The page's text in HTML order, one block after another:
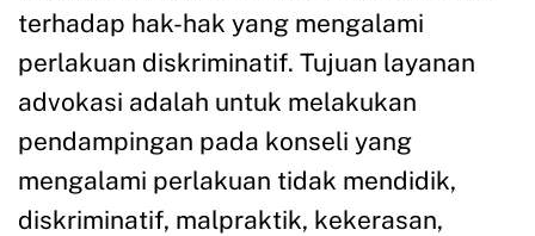
terhadap hak-hak yang mengalami
perlakuan diskriminatif. Tujuan layanan
advokasi adalah untuk melakukan
pendampingan pada konseli yang
mengalami perlakuan tidak mendidik,
diskriminatif, malpraktik, kekerasan,